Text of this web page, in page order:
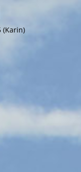
(Karin)